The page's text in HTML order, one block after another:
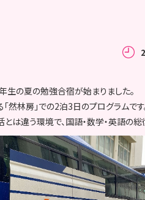
生の夏の勉強合宿が始まりました。
然林房」での2泊3日のプログラムです
は違う環境で、国語・数学・英語の